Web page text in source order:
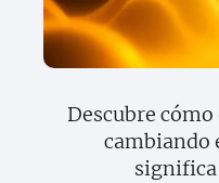
Descubre
cambiando